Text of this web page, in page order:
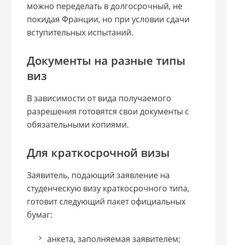
можно переделать в долгосрочный, не
покидая Франции, но при условии сдачи
вступительных испытаний.
Документы на разные типы
виз
В зависимости от вида получаемого
разрешения готовятся свои документы с
обязательными копиями.
Для краткосрочной визы
Заявитель, подающий заявление на
студенческую визу краткосрочного типа,
готовит следующий пакет официальных
бумаг:
анкета, заполняемая заявителем;